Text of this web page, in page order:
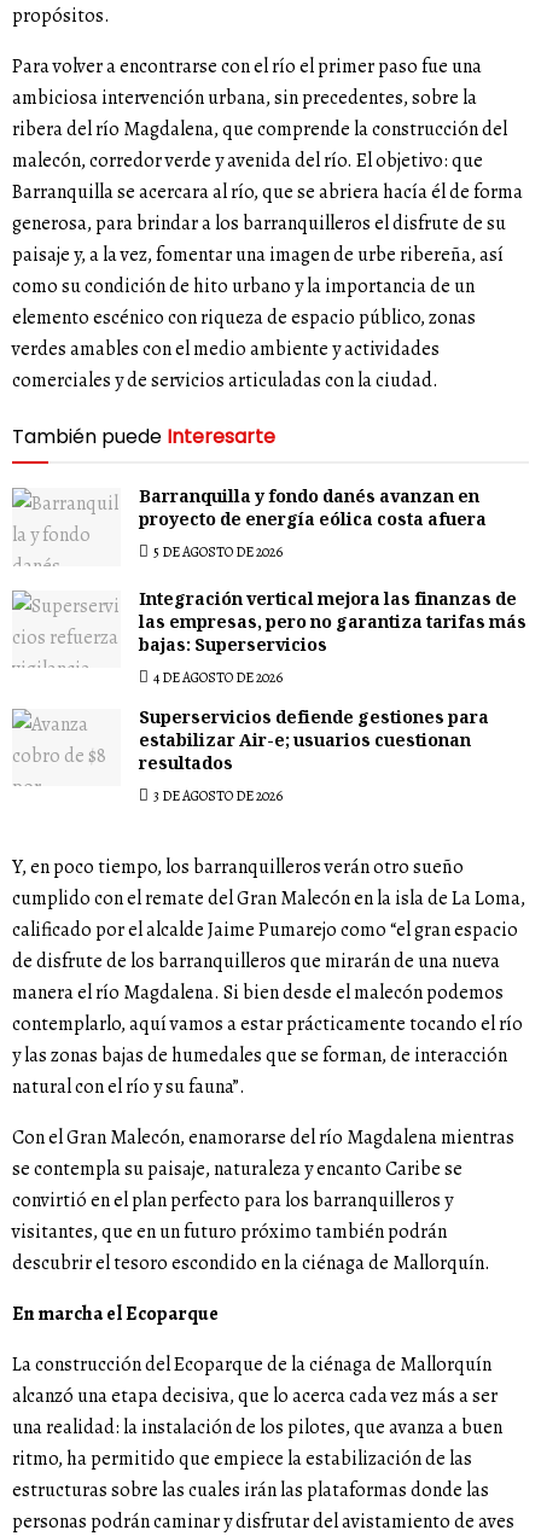
propósitos.
Para volver a encontrarse con el río el primer paso fue una
ambiciosa intervención urbana, sin precedentes, sobre la
ribera del río Magdalena, que comprende la construcción del
malecón, corredor verde y avenida del río. El objetivo: que
Barranquilla se acercara al río, que se abriera hacía él de forma
generosa, para brindar a los barranquilleros el disfrute de su
paisaje y, a la vez, fomentar una imagen de urbe ribereña, así
como su condición de hito urbano y la importancia de un
elemento escénico con riqueza de espacio público, zonas
verdes amables con el medio ambiente y actividades
comerciales y de servicios articuladas con la ciudad.
También puede Interesarte
Barranquilla y fondo danés avanzan en
proyecto de energía eólica costa afuera
5 DE AGOSTO DE 2026
Integración vertical mejora las finanzas de
las empresas, pero no garantiza tarifas más
bajas: Superservicios
4 DE AGOSTO DE 2026
Superservicios defiende gestiones para
estabilizar Air-e; usuarios cuestionan
resultados
3 DE AGOSTO DE 2026
Y, en poco tiempo, los barranquilleros verán otro sueño
cumplido con el remate del Gran Malecón en la isla de La Loma,
calificado por el alcalde Jaime Pumarejo como “el gran espacio
de disfrute de los barranquilleros que mirarán de una nueva
manera el río Magdalena. Si bien desde el malecón podemos
contemplarlo, aquí vamos a estar prácticamente tocando el río
y las zonas bajas de humedales que se forman, de interacción
natural con el río y su fauna”.
Con el Gran Malecón, enamorarse del río Magdalena mientras
se contempla su paisaje, naturaleza y encanto Caribe se
convirtió en el plan perfecto para los barranquilleros y
visitantes, que en un futuro próximo también podrán
descubrir el tesoro escondido en la ciénaga de Mallorquín.
En marcha el Ecoparque
La construcción del Ecoparque de la ciénaga de Mallorquín
alcanzó una etapa decisiva, que lo acerca cada vez más a ser
una realidad: la instalación de los pilotes, que avanza a buen
ritmo, ha permitido que empiece la estabilización de las
estructuras sobre las cuales irán las plataformas donde las
personas podrán caminar y disfrutar del avistamiento de aves